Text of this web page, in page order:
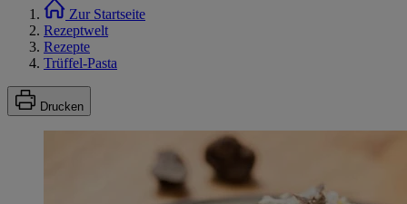
Zur Startseite
Rezeptwelt
Rezepte
Trüffel-Pasta
Drucken